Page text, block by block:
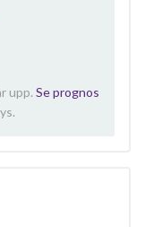
upp. Se prognos